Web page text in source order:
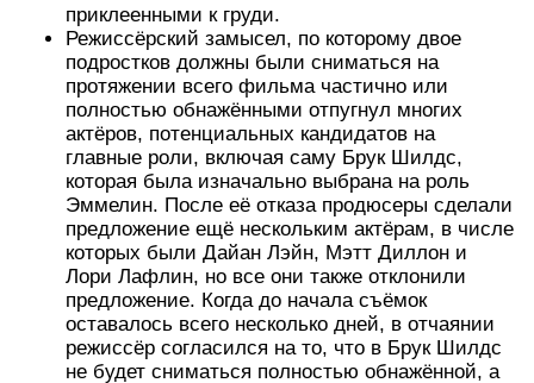
приклеенными к груди.
Режиссёрский замысел, по которому двое
подростков должны были сниматься на
протяжении всего фильма частично или
полностью обнажёнными отпугнул многих
актёров, потенциальных кандидатов на
главные роли, включая саму Брук Шилдс,
которая была изначально выбрана на роль
Эммелин. После её отказа продюсеры сделали
предложение ещё нескольким актёрам, в числе
которых были Дайан Лэйн, Мэтт Диллон и
Лори Лафлин, но все они также отклонили
предложение. Когда до начала съёмок
оставалось всего несколько дней, в отчаянии
режиссёр согласился на то, что в Брук Шилдс
не будет сниматься полностью обнажённой, а